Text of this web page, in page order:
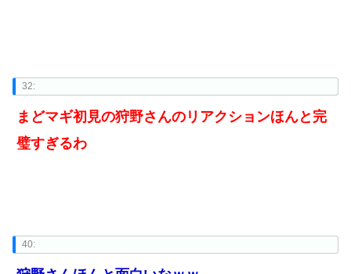
32:
まどマギ初見の狩野さんのリアクションほんと完
璧すぎるわ
40: